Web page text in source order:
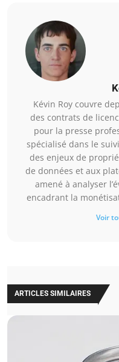
Kévin Roy couvre
des contrats de
pour la presse
spécialisé dans le
des enjeux de
de données et aux
amené à analyser
encadrant la
Voir
ARTICLES SIMILAIRES